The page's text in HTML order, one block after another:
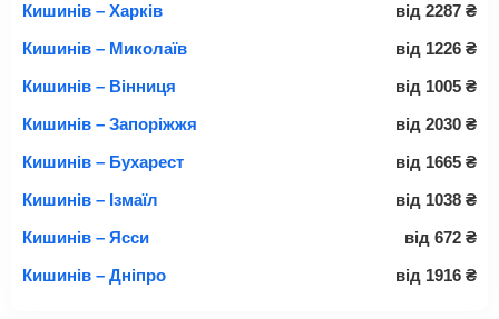
Кишинів – Харків
від 2287 ₴
Кишинів – Миколаїв
від 1226 ₴
Кишинів – Вінниця
від 1005 ₴
Кишинів – Запоріжжя
від 2030 ₴
Кишинів – Бухарест
від 1665 ₴
Кишинів – Ізмаїл
від 1038 ₴
Кишинів – Ясси
від 672 ₴
Кишинів – Дніпро
від 1916 ₴